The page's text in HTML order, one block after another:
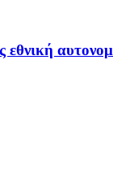
εθνική